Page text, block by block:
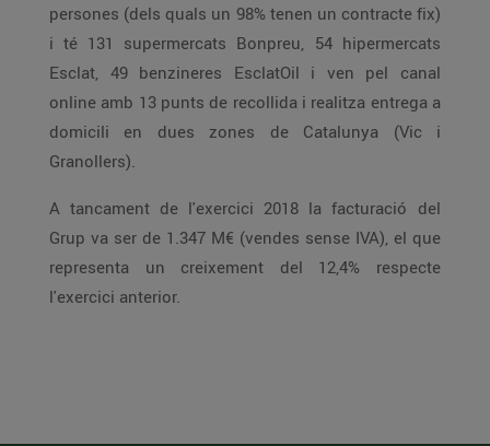
persones (dels quals un 98% tenen un contracte fix)
i té 131 supermercats Bonpreu, 54 hipermercats
Esclat, 49 benzineres EsclatOil i ven pel canal
online amb 13 punts de recollida i realitza entrega a
domicili en dues zones de Catalunya (Vic i
Granollers).
A tancament de l'exercici 2018 la facturació del
Grup va ser de 1.347 M€ (vendes sense IVA), el que
representa un creixement del 12,4% respecte
l'exercici anterior.